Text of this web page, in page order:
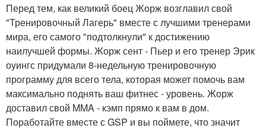
Перед тем, как великий боец Жорж возглавил свой
"Тренировочный Лагерь" вместе с лучшими тренерами
мира, его самого "подтолкнули" к достижению
наилучшей формы. Жорж сент - Пьер и его тренер Эрик
оуингс придумали 8-недельную тренировочную
программу для всего тела, которая может помочь вам
максимально поднять ваш фитнес - уровень. Жорж
доставил свой MMA - кэмп прямо к вам в дом.
Поработайте вместе с GSP и вы поймете, что значит